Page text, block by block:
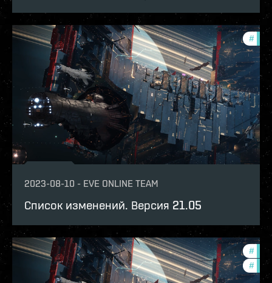
#
2023-08-10 - EVE ONLINE TEAM
Список изменений. Версия 21.05
#
#